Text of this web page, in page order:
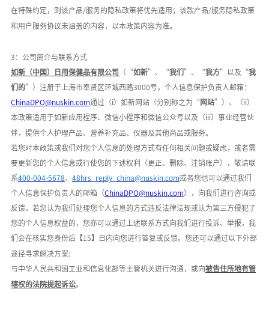
在特殊约定，则该产品/服务的隐私政策将优先适用；该款产品/服务隐私政策
和用户服务协议未涵盖的内容，以本政策内容为准。
3：公司简介与联系方式
如新（中国）日用保健品有限公司 （ “如新”、“我们 ”、“我方”以及“我
们的”）注册于上海市奉贤区环城西路3000号 ，个人信息保护负责人邮箱：
ChinaDPO@nuskin.com通过（i）如新网站（分别称之为“网站”）、（ii）
本政策适用于如新应用程序、微信小程序和微信公众号以及（iii）事业经营伙
伴，提供个人护理产品、营养补充品、仪器及其他商品或服务。
若您对本政策或我们对您个人信息的处理方式有任何相关问题或疑虑，或者需
要更新您的个人信息或行使您的下述权利（更正、删除、注销账户），敬请联
系400-004-5678、 48hrs_reply_china@nuskin.com或者您也可以通过我们
个人信息保护负责人的邮箱（ChinaDPO@nuskin.com），向我们进行咨询或
反馈，若您认为我们处理您个人信息的方式违反法律法规或认为第三方侵犯了
您的个人信息权益的，您亦可以通过上述联系方式向我们进行投诉、举报，我
们会在核实您身份后【15】日内向您进行答复或反馈。您还可以通过以下外部
途径寻求解决方案:
与中华人民共和国工业和信息化部等主管机关进行沟通，或向被告住所地有管
辖权的法院提起诉讼。